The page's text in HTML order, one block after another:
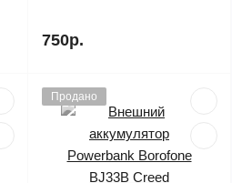
750р.
Продано